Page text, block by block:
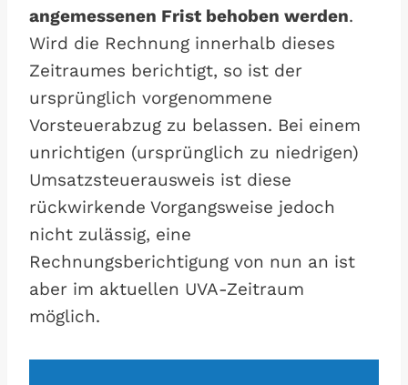
angemessenen Frist behoben werden.
Wird die Rechnung innerhalb dieses
Zeitraumes berichtigt, so ist der
ursprünglich vorgenommene
Vorsteuerabzug zu belassen. Bei einem
unrichtigen (ursprünglich zu niedrigen)
Umsatzsteuerausweis ist diese
rückwirkende Vorgangsweise jedoch
nicht zulässig, eine
Rechnungsberichtigung von nun an ist
aber im aktuellen UVA-Zeitraum
möglich.